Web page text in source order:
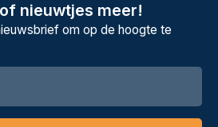
nieuwtjes meer!
om op de hoogte te